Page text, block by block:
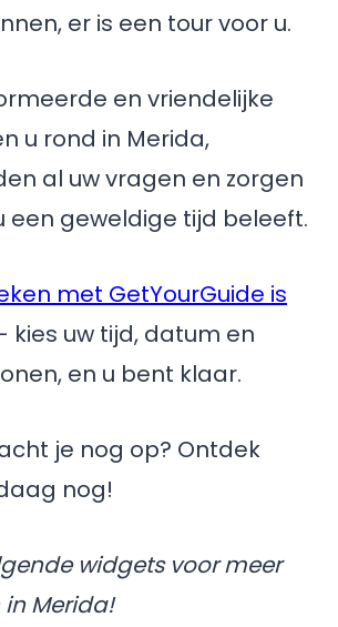
er is een tour voor u.
en vriendelijke
u rond in Merida,
al uw vragen en zorgen
een geweldige tijd beleeft.
met GetYourGuide is
kies uw tijd, datum en
en u bent klaar.
je nog op? Ontdek
nog!
widgets voor meer
Merida!